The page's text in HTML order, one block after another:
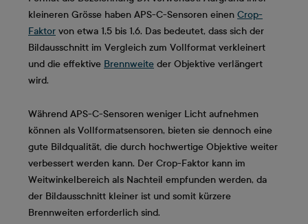
kleineren Grösse haben APS-C-Sensoren einen Crop-
Faktor von etwa 1,5 bis 1,6. Das bedeutet, dass sich der
Bildausschnitt im Vergleich zum Vollformat verkleinert
und die effektive Brennweite der Objektive verlängert
wird.
Während APS-C-Sensoren weniger Licht aufnehmen
können als Vollformatsensoren, bieten sie dennoch eine
gute Bildqualität, die durch hochwertige Objektive weiter
verbessert werden kann. Der Crop-Faktor kann im
Weitwinkelbereich als Nachteil empfunden werden, da
der Bildausschnitt kleiner ist und somit kürzere
Brennweiten erforderlich sind.